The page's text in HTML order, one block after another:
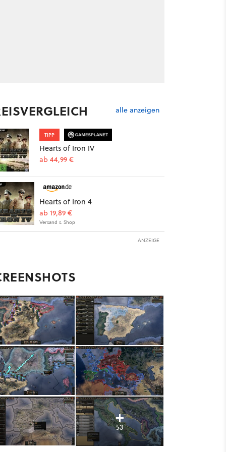
alle anzeigen
TIPP
Hearts of Iron IV
ab 44,99 €
Hearts of Iron 4
ab 19,89 €
Versand s. Shop
ANZEIGE
53